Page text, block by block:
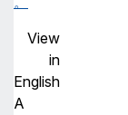
View
in
English
A